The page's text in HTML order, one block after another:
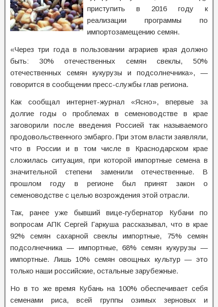
приступить в 2016 году к
реализации программы по
импортозамещению семян.
«Через три года в пользовании аграриев края должно
быть: 30% отечественных семян свеклы, 50%
отечественных семян кукурузы и подсолнечника», —
говорится в сообщении пресс-службы глав региона.
Как сообщал интернет-журнал «Ясно», впервые за
долгие годы о проблемах в семеноводстве в крае
заговорили после введения Россией так называемого
продовольственного эмбарго. При этом власти заявляли,
что в России и в том числе в Краснодарском крае
сложилась ситуация, при которой импортные семена в
значительной степени заменили отечественные. В
прошлом году в регионе был принят закон о
семеноводстве с целью возрождения этой отрасли.
Так, ранее уже бывший вице-губернатор Кубани по
вопросам АПК Сергей Гаркуша рассказывал, что в крае
92% семян сахарной свеклы импортные, 75% семян
подсолнечника — импортные, 68% семян кукурузы —
импортные. Лишь 10% семян овощных культур — это
только наши российские, остальные зарубежные.
Но в то же время Кубань на 100% обеспечивает себя
семенами риса, всей группы озимых зерновых и